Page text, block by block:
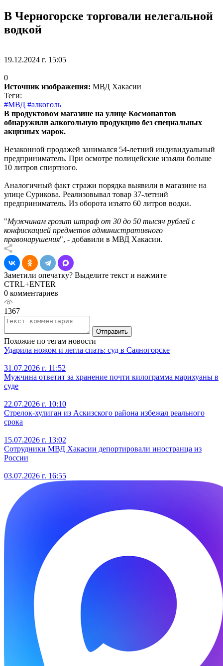
В Черногорске торговали нелегальной
водкой
19.12.2024 г. 15:05
0
Источник изображения: МВД Хакасии
Теги:
#МВД #алкоголь
В продуктовом магазине на улице Космонавтов
обнаружили алкогольную продукцию без специальных
акцизных марок.
Незаконной продажей занимался 54-летний индивидуальный
предприниматель. При осмотре полицейские изъяли больше
10 литров спиртного.
Аналогичный факт стражи порядка выявили в магазине на
улице Сурикова. Реализовывал товар 37-летний
предприниматель. Из оборота изъято 60 литров водки.
"Мужчинам грозит штраф от 30 до 50 тысяч рублей с
конфискацией предметов административного
правонарушения", - добавили в МВД Хакасии.
Заметили опечатку? Выделите текст и нажмите
CTRL+ENTER
0 комментариев
1367
Отправить
Похожие по тегам новости
Ударила ножом и легла спать: суд в Саяногорске
31.07.2026 г. 11:52
Мужчина ответит за хранение почти килограмма марихуаны в
суде
22.07.2026 г. 10:10
Стрелок-хулиган из Аскизского района избежал реального
срока
15.07.2026 г. 13:02
Сотрудники МВД Хакасии депортировали иностранца из
России
03.07.2026 г. 16:55